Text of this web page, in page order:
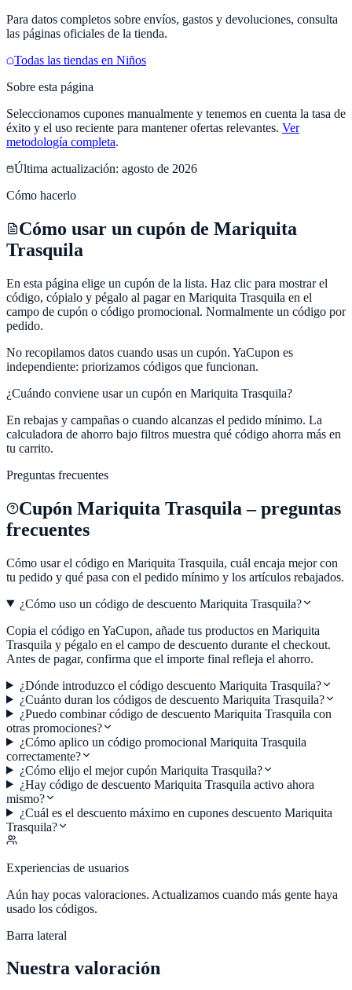
Para datos completos sobre envíos, gastos y devoluciones, consulta
las páginas oficiales de la tienda.
Todas las tiendas en Niños
Sobre esta página
Seleccionamos cupones manualmente y tenemos en cuenta la tasa de
éxito y el uso reciente para mantener ofertas relevantes. Ver
metodología completa.
Última actualización: agosto de 2026
Cómo hacerlo
Cómo usar un cupón de Mariquita
Trasquila
En esta página elige un cupón de la lista. Haz clic para mostrar el
código, cópialo y pégalo al pagar en Mariquita Trasquila en el
campo de cupón o código promocional. Normalmente un código por
pedido.
No recopilamos datos cuando usas un cupón. YaCupon es
independiente: priorizamos códigos que funcionan.
¿Cuándo conviene usar un cupón en Mariquita Trasquila?
En rebajas y campañas o cuando alcanzas el pedido mínimo. La
calculadora de ahorro bajo filtros muestra qué código ahorra más en
tu carrito.
Preguntas frecuentes
Cupón Mariquita Trasquila – preguntas
frecuentes
Cómo usar el código en Mariquita Trasquila, cuál encaja mejor con
tu pedido y qué pasa con el pedido mínimo y los artículos rebajados.
¿Cómo uso un código de descuento Mariquita Trasquila?
Copia el código en YaCupon, añade tus productos en Mariquita
Trasquila y pégalo en el campo de descuento durante el checkout.
Antes de pagar, confirma que el importe final refleja el ahorro.
¿Dónde introduzco el código descuento Mariquita Trasquila?
¿Cuánto duran los códigos de descuento Mariquita Trasquila?
¿Puedo combinar código de descuento Mariquita Trasquila con
otras promociones?
¿Cómo aplico un código promocional Mariquita Trasquila
correctamente?
¿Cómo elijo el mejor cupón Mariquita Trasquila?
¿Hay código de descuento Mariquita Trasquila activo ahora
mismo?
¿Cuál es el descuento máximo en cupones descuento Mariquita
Trasquila?
Experiencias de usuarios
Aún hay pocas valoraciones. Actualizamos cuando más gente haya
usado los códigos.
Barra lateral
Nuestra valoración